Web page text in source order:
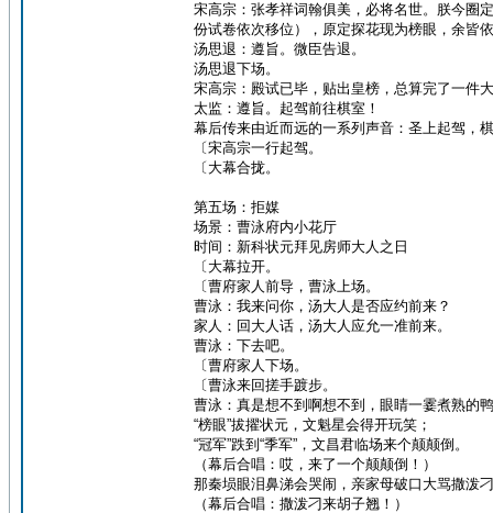
宋高宗：张孝祥词翰俱美，必将名世。朕今圈
份试卷依次移位），原定探花现为榜眼，余皆
汤思退：遵旨。微臣告退。
汤思退下场。
宋高宗：殿试已毕，贴出皇榜，总算完了一件
太监：遵旨。起驾前往棋室！
幕后传来由近而远的一系列声音：圣上起驾，
〔宋高宗一行起驾。
〔大幕合拢。
第五场：拒媒
场景：曹泳府内小花厅
时间：新科状元拜见房师大人之日
〔大幕拉开。
〔曹府家人前导，曹泳上场。
曹泳：我来问你，汤大人是否应约前来？
家人：回大人话，汤大人应允一准前来。
曹泳：下去吧。
〔曹府家人下场。
〔曹泳来回搓手踱步。
曹泳：真是想不到啊想不到，眼睛一霎煮熟的
“榜眼”拔擢状元，文魁星会得开玩笑；
“冠军”跌到“季军”，文昌君临场来个颠颠倒。
（幕后合唱：哎，来了一个颠颠倒！）
那秦埙眼泪鼻涕会哭闹，亲家母破口大骂撒泼
（幕后合唱：撒泼刁来胡子翘！）